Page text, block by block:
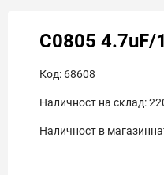
C0805 4.7uF/
Код: 68608
Наличност на склад:
Наличност в